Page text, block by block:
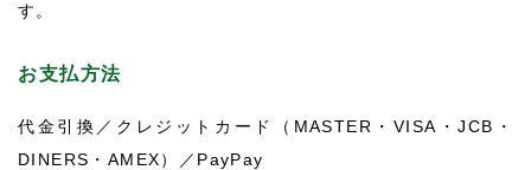
す。
お支払方法
代金引換／クレジットカード（MASTER・VISA・JCB・
DINERS・AMEX）／PayPay